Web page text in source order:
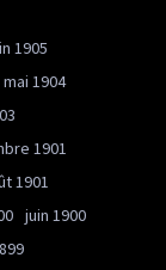
1905
mai 1904
1901
1901
juin 1900